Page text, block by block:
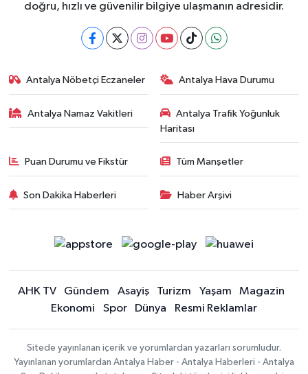
doğru, hızlı ve güvenilir bilgiye ulaşmanın adresidir.
Antalya Nöbetçi Eczaneler Antalya Hava Durumu
Antalya Namaz Vakitleri
Antalya Trafik Yoğunluk
Haritası
Puan Durumu ve Fikstür Tüm Manşetler
Son Dakika Haberleri Haber Arşivi
AHK TV Gündem Asayiş Turizm Yaşam
Magazin
Ekonomi
Spor Dünya Resmi Reklamlar
Sitede yayınlanan içerik ve yorumlardan yazarları sorumludur.
Yayınlanan yorumlardan Antalya Haber - Antalya Haberleri - Antalya